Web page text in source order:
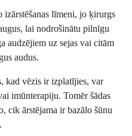
līmeni, jo ķirurgs
lai nodrošinātu pilnīgu
audzējiem uz sejas vai citām
audus.
kad vēzis ir izplatījies, var
imūnterapiju. Tomēr šādas
cik ārstējama ir bazālo šūnu